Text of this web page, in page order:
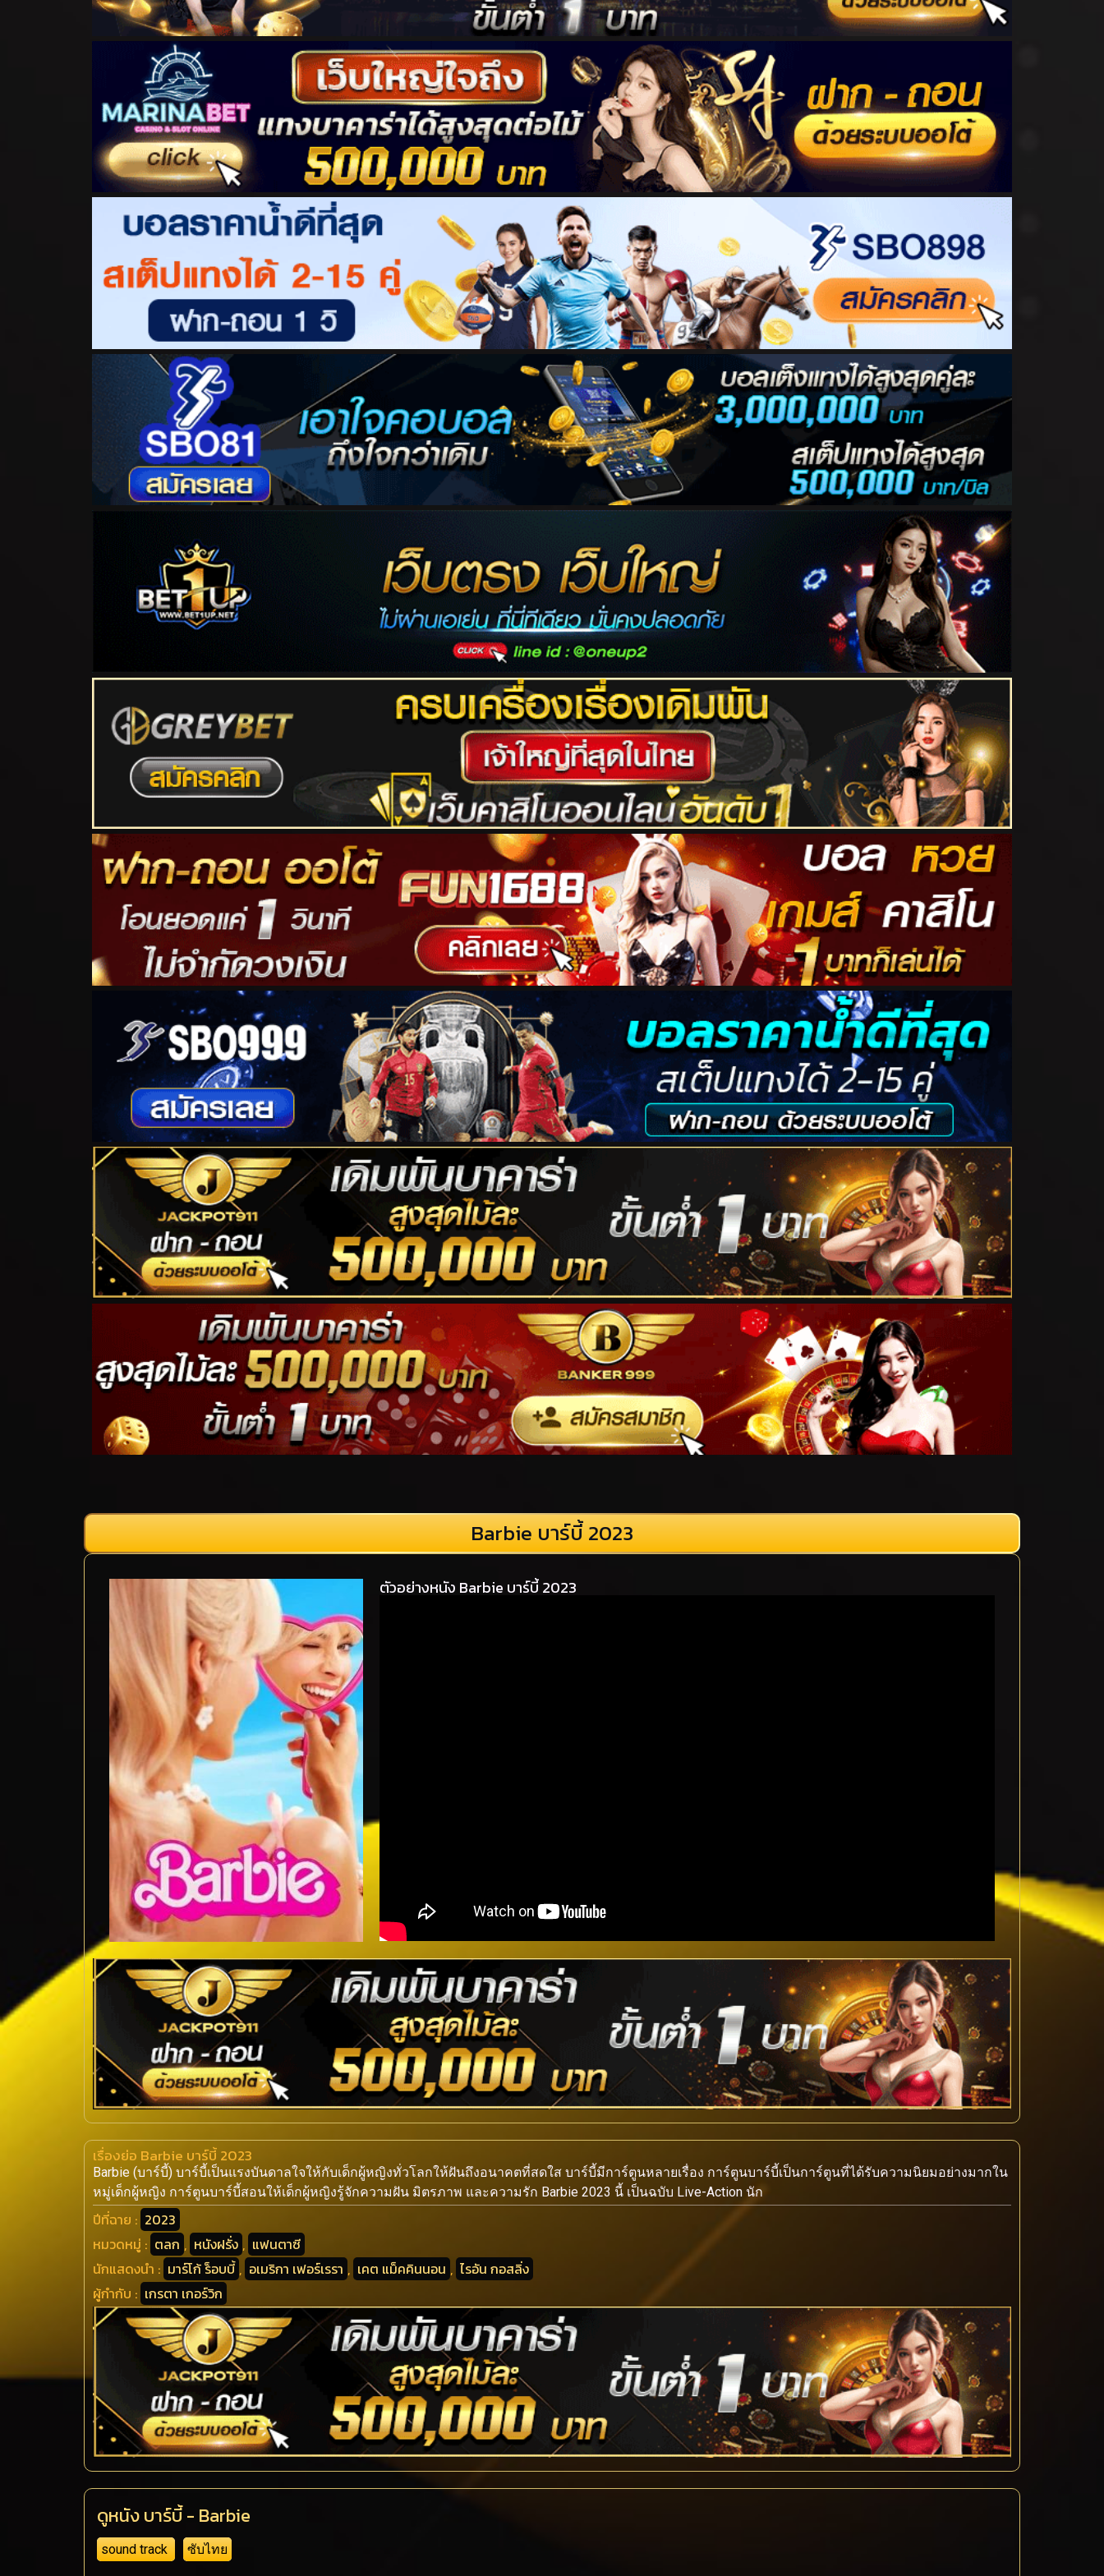
Barbie บาร์บี้ 2023
ตัวอย่างหนัง Barbie บาร์บี้ 2023
เรื่องย่อ Barbie บาร์บี้ 2023
Barbie (บาร์บี้) บาร์บี้เป็นแรงบันดาลใจให้กับเด็กผู้หญิงทั่วโลกให้ฝันถึงอนาคตที่สดใส บาร์บี้มีการ์ตูนหลายเรื่อง การ์ตูนบาร์บี้เป็นการ์ตูนที่ได้รับความนิยมอย่างมากใน
หมู่เด็กผู้หญิง การ์ตูนบาร์บี้สอนให้เด็กผู้หญิงรู้จักความฝัน มิตรภาพ และความรัก Barbie 2023 นี้ เป็นฉบับ Live-Action นัก
ปีที่ฉาย : 2023
หมวดหมู่ : ตลก , หนังฝรั่ง , แฟนตาซี
นักแสดงนำ : มาร์โก้ ร็อบบี้ , อเมริกา เฟอร์เรรา , เคต แม็คคินนอน , ไรอัน กอสลิ่ง
ผู้กำกับ : เกรตา เกอร์วิก
ดูหนัง บาร์บี้ - Barbie
sound track ซับไทย